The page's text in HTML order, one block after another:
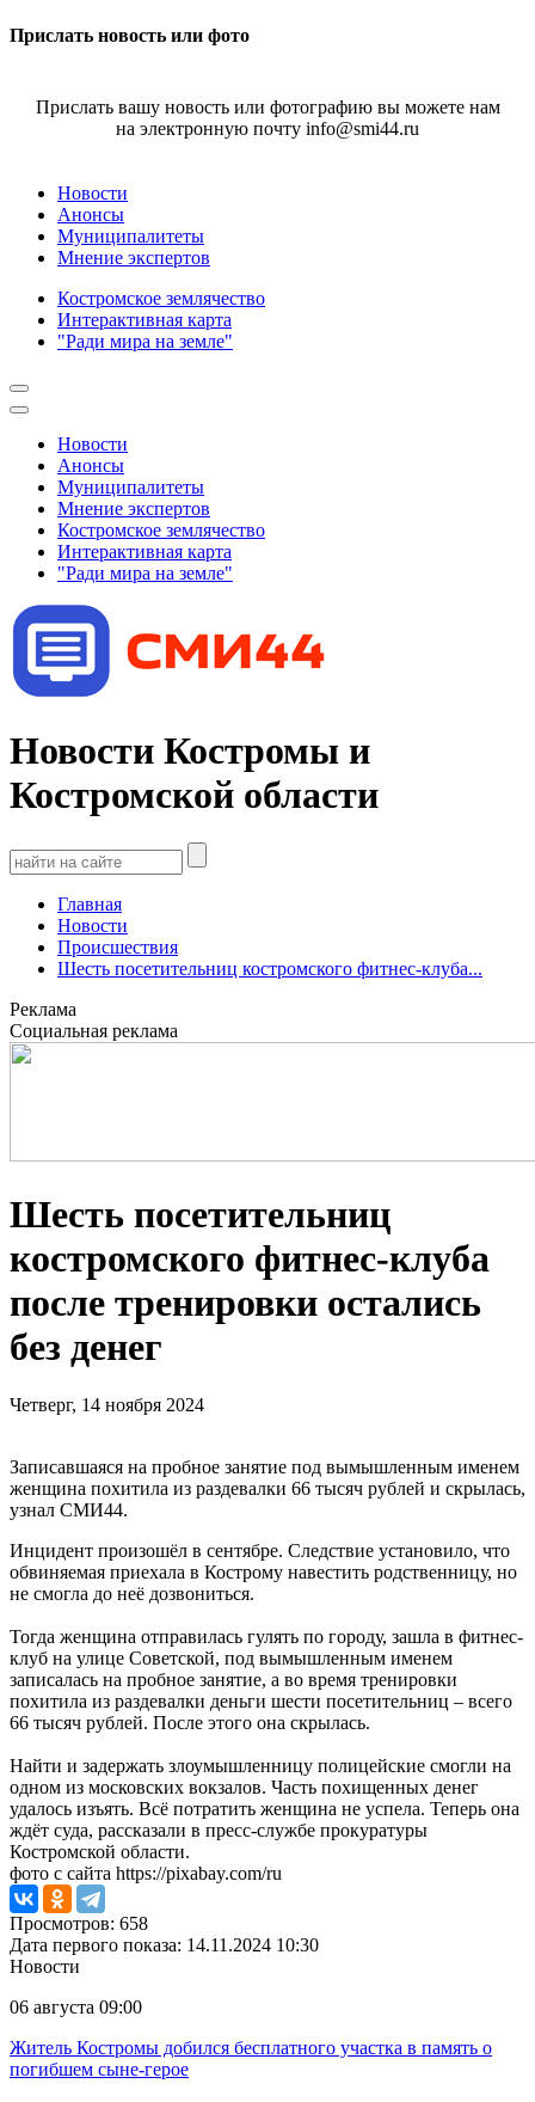
Прислать новость или фото
Прислать вашу новость или фотографию вы можете нам
на электронную почту info@smi44.ru
Новости
Анонсы
Муниципалитеты
Мнение экспертов
Костромское землячество
Интерактивная карта
"Ради мира на земле"
Новости
Анонсы
Муниципалитеты
Мнение экспертов
Костромское землячество
Интерактивная карта
"Ради мира на земле"
Новости Костромы и
Костромской области
Главная
Новости
Происшествия
Шесть посетительниц костромского фитнес-клуба...
Реклама
Социальная реклама
Шесть посетительниц
костромского фитнес-клуба
после тренировки остались
без денег
Четверг, 14 ноября 2024
Записавшаяся на пробное занятие под вымышленным именем
женщина похитила из раздевалки 66 тысяч рублей и скрылась,
узнал СМИ44.
Инцидент произошёл в сентябре. Следствие установило, что
обвиняемая приехала в Кострому навестить родственницу, но
не смогла до неё дозвониться.
Тогда женщина отправилась гулять по городу, зашла в фитнес-
клуб на улице Советской, под вымышленным именем
записалась на пробное занятие, а во время тренировки
похитила из раздевалки деньги шести посетительниц – всего
66 тысяч рублей. После этого она скрылась.
Найти и задержать злоумышленницу полицейские смогли на
одном из московских вокзалов. Часть похищенных денег
удалось изъять. Всё потратить женщина не успела. Теперь она
ждёт суда, рассказали в пресс-службе прокуратуры
Костромской области.
фото с сайта https://pixabay.com/ru
Просмотров: 658
Дата первого показа: 14.11.2024 10:30
Новости
06 августа 09:00
Житель Костромы добился бесплатного участка в память о
погибшем сыне-герое